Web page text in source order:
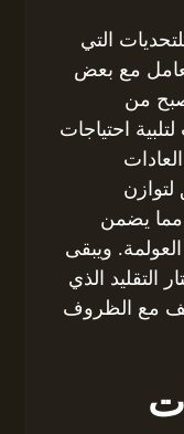
التي
مع بعض
من
احتياجات
لتوازن
مما يضمن
ويبقى
التقليد الذي
مع الظروف